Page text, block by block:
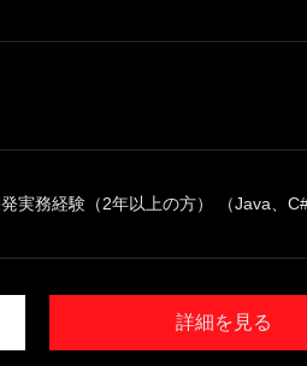
実務経験（2年以上の方） （Java、
詳細を見る